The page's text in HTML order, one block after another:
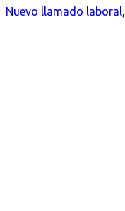
Nuevo llamado